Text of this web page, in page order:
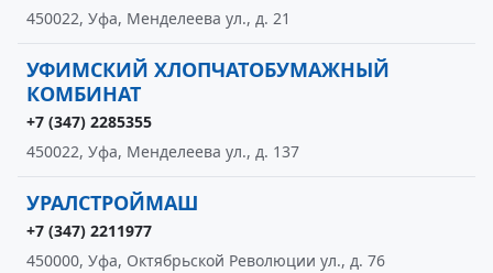
450022, Уфа, Менделеева ул., д. 21
УФИМСКИЙ ХЛОПЧАТОБУМАЖНЫЙ
КОМБИНАТ
+7 (347) 2285355
450022, Уфа, Менделеева ул., д. 137
УРАЛСТРОЙМАШ
+7 (347) 2211977
450000, Уфа, Октябрьской Революции ул., д. 76